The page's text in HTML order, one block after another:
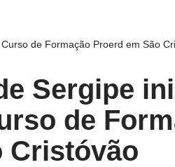
de Formação Proerd em São
Sergipe
de
Cristóvão